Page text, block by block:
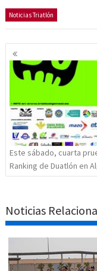
Noticias Triatlón
Navegación
de
entradas
Este sábado, cuarta
Ranking de Duatlón en
Noticias